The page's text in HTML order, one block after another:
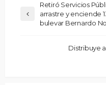
Retiró Servicios
arrastre y enciende
bulevar Bernardo
Distribuye